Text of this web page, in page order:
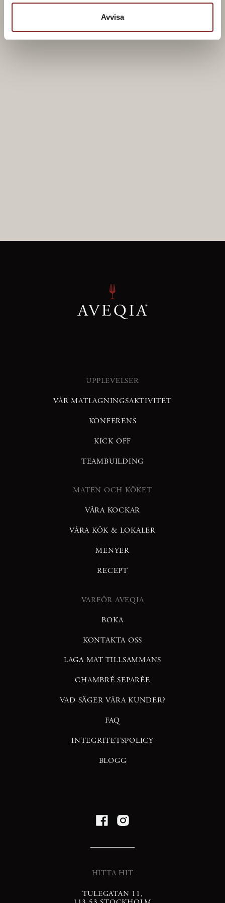
Avvisa
UPPLEVELSER
VÅR MATLAGNINGSAKTIVITET
KONFERENS
KICK OFF
TEAMBUILDING
MATEN OCH KÖKET
VÅRA KOCKAR
VÅRA KÖK & LOKALER
MENYER
RECEPT
VARFÖR AVEQIA
BOKA
KONTAKTA OSS
LAGA MAT TILLSAMMANS
CHAMBRÉ SEPARÉE
VAD SÄGER VÅRA KUNDER?
FAQ
INTEGRITETSPOLICY
BLOGG
HITTA HIT
TULEGATAN 11,